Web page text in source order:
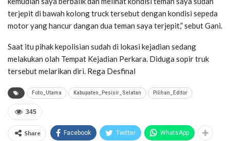
terjepit di bawah kolong truck tersebut dengan kondisi sepeda
motor yang hancur dangan dua teman saya terjepit,” sebut Gani.
Saat itu pihak kepolisian sudah di lokasi kejadian sedang
melakukan olah Tempat Kejadian Perkara. Diduga sopir truk
tersebut melarikan diri. Rega Desfinal
Foto_Utama Kabupaten_Pesisir_Selatan Pilihan_Editor
345
Share Facebook Twitter WhatsApp